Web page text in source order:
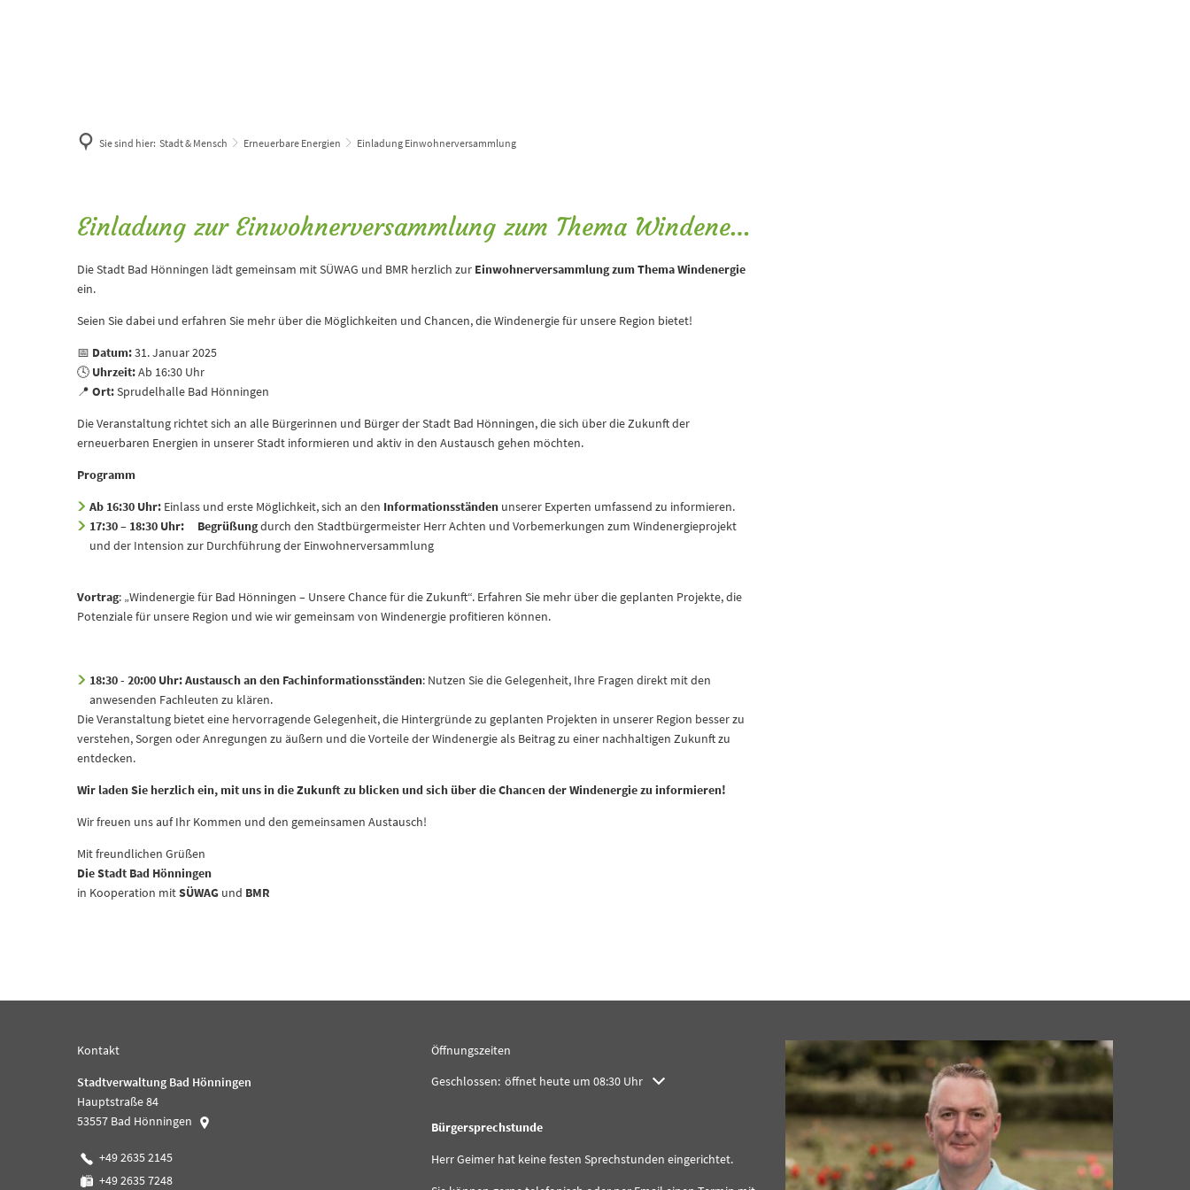
Sie sind hier: Stadt & Mensch Erneuerbare Energien Einladung Einwohnerversammlung
Einladung
Einwohnerversammlung
Einladung zur Einwohnerversammlung zum Thema Windenergie
Die Stadt Bad Hönningen lädt gemeinsam mit SÜWAG und BMR herzlich zur Einwohnerversammlung zum Thema Windenergie
ein.
Seien Sie dabei und erfahren Sie mehr über die Möglichkeiten und Chancen, die Windenergie für unsere Region bietet!
📅 Datum:31. Januar 2025
🕓 Uhrzeit:Ab 16:30 Uhr
📍 Ort:Sprudelhalle Bad Hönningen
Die Veranstaltung richtet sich an alle Bürgerinnen und Bürger der Stadt Bad Hönningen, die sich über die Zukunft der
erneuerbaren Energien in unserer Stadt informieren und aktiv in den Austausch gehen möchten.
Programm
Ab 16:30 Uhr:Einlass und erste Möglichkeit, sich an den Informationsständenunserer Experten umfassend zu informieren.
17:30 – 18:30 Uhr:
Begrüßungdurch den Stadtbürgermeister Herr Achten und Vorbemerkungen zum Windenergieprojekt
und der Intension zur Durchführung der Einwohnerversammlung
Vortrag: „Windenergie für Bad Hönningen – Unsere Chance für die Zukunft“. Erfahren Sie mehr über die geplanten Projekte, die
Potenziale für unsere Region und wie wir gemeinsam von Windenergie profitieren können.
18:30 - 20:00 Uhr:Austausch an den Fachinformationsständen: Nutzen Sie die Gelegenheit, Ihre Fragen direkt mit den
anwesenden Fachleuten zu klären.
Die Veranstaltung bietet eine hervorragende Gelegenheit, die Hintergründe zu geplanten Projekten in unserer Region besser zu
verstehen, Sorgen oder Anregungen zu äußern und die Vorteile der Windenergie als Beitrag zu einer nachhaltigen Zukunft zu
entdecken.
Wir laden Sie herzlich ein, mit uns in die Zukunft zu blicken und sich über die Chancen der Windenergie zu informieren!
Wir freuen uns auf Ihr Kommen und den gemeinsamen Austausch!
Mit freundlichen Grüßen
Die Stadt Bad Hönningen
in Kooperation mitSÜWAG und BMR
Kontakt
Stadtverwaltung Bad Hönningen
Hauptstraße 84
53557 Bad Hönningen
+49 2635 2145
+49 2635 7248
Öffnungszeiten
Klicken, um weitere Öffnungs- oder Schließzeiten auszublenden
Geschlossen: öffnet heute um 08:30 Uhr
Bürgersprechstunde
Herr Geimer hat keine festen Sprechstunden eingerichtet.